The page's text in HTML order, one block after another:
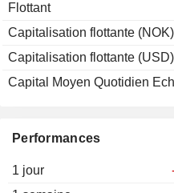
Performances
1 jour
Flottant
Capitalisation flottante (NOK)
Capitalisation flottante (USD)
Capital Moyen Quotidien